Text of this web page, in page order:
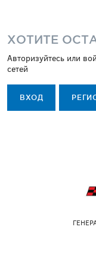
ХОТИТЕ
Авторизуйтесь или
сетей
ВХОД